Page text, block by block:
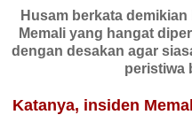
Husam berkata
Memali yang hangat
dengan desakan agar
peristiwa
Katanya, insiden